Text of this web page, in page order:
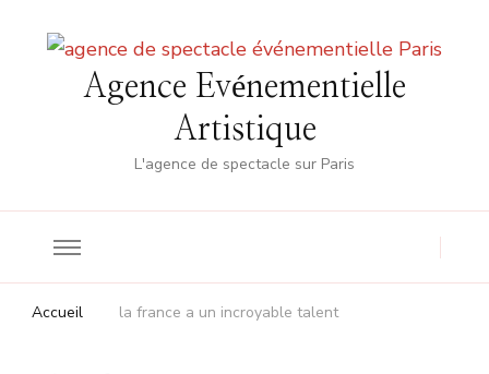
Agence Evénementielle
Artistique
L'agence de spectacle sur Paris
Accueil la france a un incroyable talent